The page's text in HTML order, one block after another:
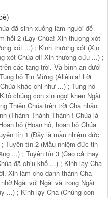
đã sinh xuống làm người để
hối 2 (Lạy Chúa! Xin thương xót
xót ...) ; Kinh thương xót (Xin
xót Chúa ơi! Xin thương cứu ...) ;
các tầng trời. Và bình an dưới
hô Tin Mừng (Allêluia! Lời
khác chi như ...) ; Tung hô
chúng con xin ngợi khen Ngài
Thiên Chúa trên trời Cha nhân
(Thánh Thánh Thánh ! Chúa là
hô (Hoan hô, hoan hô Chúa
tín 1 (Đây là mầu nhiệm đức
Tuyên tín 2 (Mầu nhiệm đức tin
...) ; Tuyên tín 3 (Cao cả thay
đã chịu khổ ...) ; Kinh lạy Cha
Xin làm cho danh thánh Cha
Ngài với Ngài và trong Ngài
...) ; Kinh lạy Cha (Chúng con